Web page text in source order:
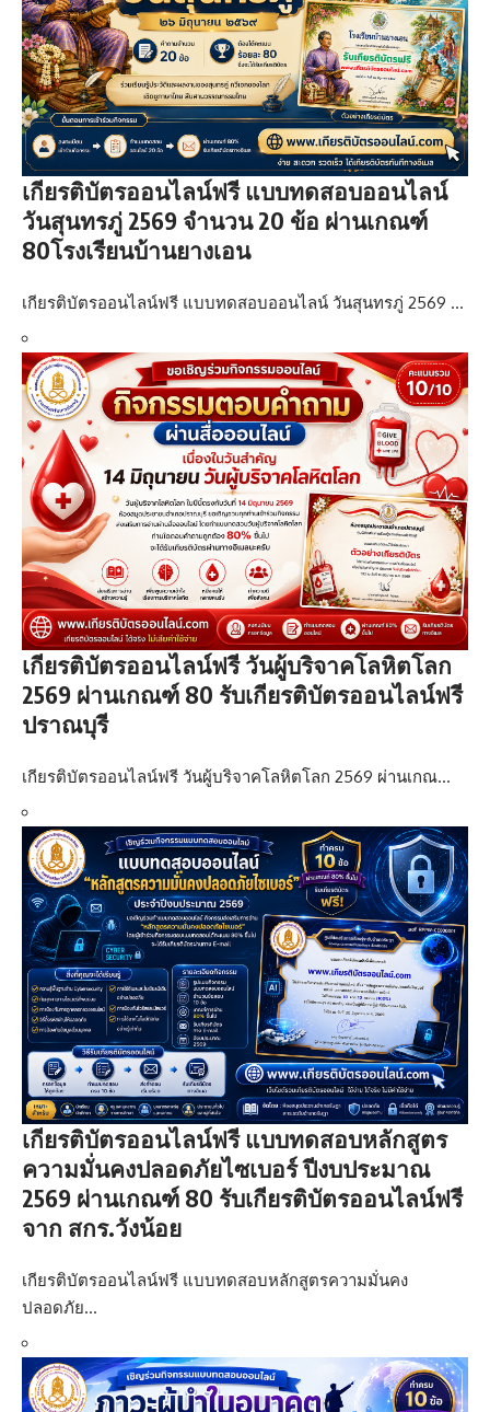
เกียรติบัตรออนไลน์ฟรี แบบทดสอบออนไลน์
วันสุนทรภู่ 2569 จำนวน 20 ข้อ ผ่านเกณฑ์
80โรงเรียนบ้านยางเอน
เกียรติบัตรออนไลน์ฟรี แบบทดสอบออนไลน์ วันสุนทรภู่ 2569 …
เกียรติบัตรออนไลน์ฟรี วันผู้บริจาคโลหิตโลก
2569 ผ่านเกณฑ์ 80 รับเกียรติบัตรออนไลน์ฟรี
ปราณบุรี
เกียรติบัตรออนไลน์ฟรี วันผู้บริจาคโลหิตโลก 2569 ผ่านเกณ…
เกียรติบัตรออนไลน์ฟรี แบบทดสอบหลักสูตร
ความมั่นคงปลอดภัยไซเบอร์ ปีงบประมาณ
2569 ผ่านเกณฑ์ 80 รับเกียรติบัตรออนไลน์ฟรี
จาก สกร.วังน้อย
เกียรติบัตรออนไลน์ฟรี แบบทดสอบหลักสูตรความมั่นคง
ปลอดภัย…